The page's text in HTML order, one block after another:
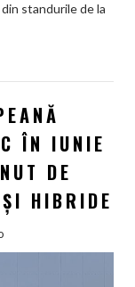
standurile de la
ÎN IUNIE
DE
HIBRIDE